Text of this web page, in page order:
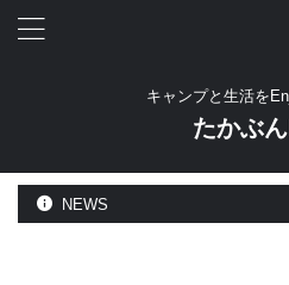
キャンプと生活を
たかぶ
NEWS